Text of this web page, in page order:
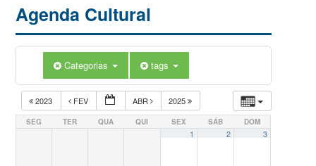
Agenda Cultural
Categorias tags
2023 FEV ABR 2025
SEG TER QUA QUI SEX SÁB DOM
1 2 3